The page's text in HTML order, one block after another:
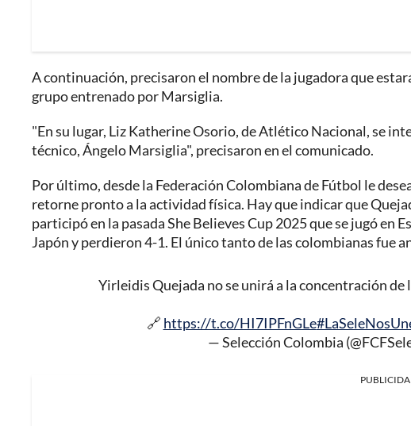
A continuación, precisaron el nombre de la jugadora que
grupo entrenado por Marsiglia.
"En su lugar, Liz Katherine Osorio, de Atlético Nacional, se
técnico, Ángelo Marsiglia", precisaron en el comunicado.
Por último, desde la Federación Colombiana de Fútbol le
retorne pronto a la actividad física. Hay que indicar que
participó en la pasada She Believes Cup 2025 que se jugó en
Japón y perdieron 4-1. El único tanto de las colombianas fue
Yirleidis Quejada no se unirá a la concentración
🔗 https://t.co/HI7IPFnGLe
— Selección Colombia